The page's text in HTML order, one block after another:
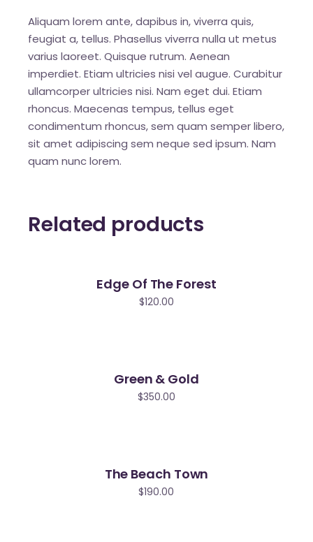
Aliquam lorem ante, dapibus in, viverra quis,
feugiat a, tellus. Phasellus viverra nulla ut metus
varius laoreet. Quisque rutrum. Aenean
imperdiet. Etiam ultricies nisi vel augue. Curabitur
ullamcorper ultricies nisi. Nam eget dui. Etiam
rhoncus. Maecenas tempus, tellus eget
condimentum rhoncus, sem quam semper libero,
sit amet adipiscing sem neque sed ipsum. Nam
quam nunc lorem.
Related products
Edge Of The Forest
$120.00
Green & Gold
$350.00
The Beach Town
$190.00